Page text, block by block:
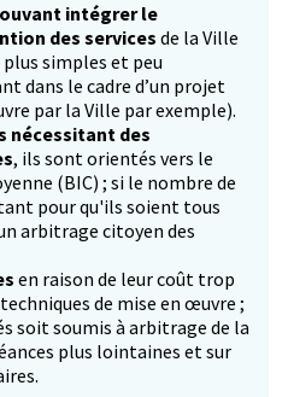
intégrer le
des services de la Ville
simples et peu
dans le cadre d’un projet
par la Ville par exemple).
nécessitant des
, ils sont orientés vers le
(BIC) ; si le nombre de
pour qu'ils soient tous
arbitrage citoyen des
en raison de leur coût trop
de mise en œuvre ;
soit soumis à arbitrage de la
plus lointaines et sur